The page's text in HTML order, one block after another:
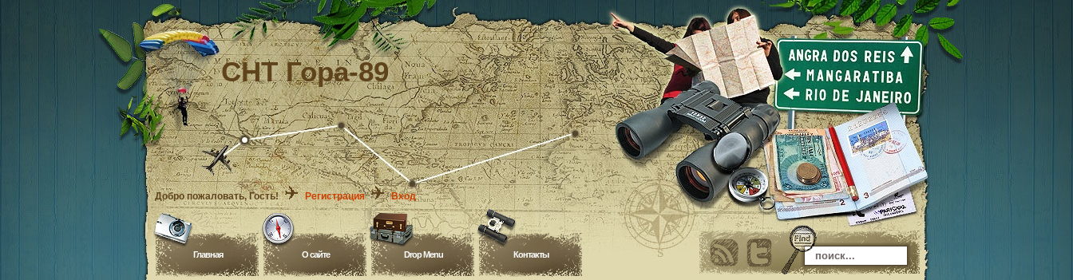
СНТ Гора-89
Добро пожаловать, Гость! Регистрация Вход
Главная O сайте Drop Menu Контакты